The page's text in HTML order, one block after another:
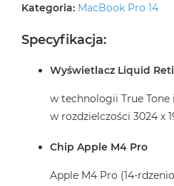
Kategoria: MacBook Pro 14
Specyfikacja:
Wyświetlacz Liquid
w technologii True
w rozdzielczości 3024 x
Chip Apple M4 Pro
Apple M4 Pro (14-